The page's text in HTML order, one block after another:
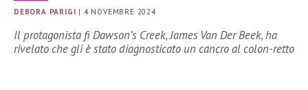
DEBORA PARIGI | 4 NOVEMBRE 2024
Il protagonista fi Dawson’s Creek, James Van Der Beek, ha
rivelato che gli è stato diagnosticato un cancro al colon-retto